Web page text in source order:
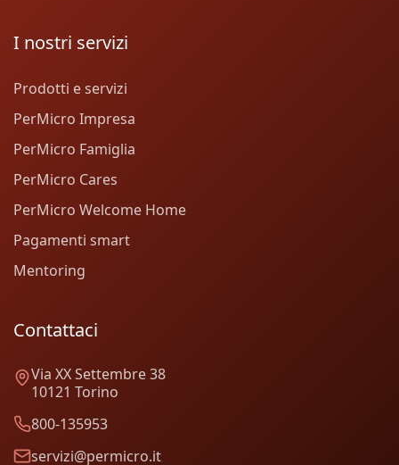
I nostri servizi
Prodotti e servizi
PerMicro Impresa
PerMicro Famiglia
PerMicro Cares
PerMicro Welcome Home
Pagamenti smart
Mentoring
Contattaci
Via XX Settembre 38
10121 Torino
800-135953
servizi@permicro.it